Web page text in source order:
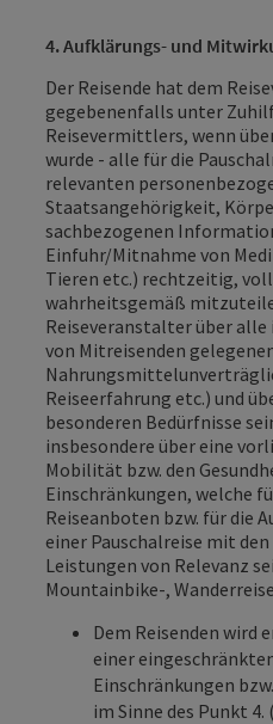
4. Aufklärungs- und
Der Reisende hat dem
gegebenenfalls unter
Reisevermittlers, wenn
wurde - alle für die
relevanten
Staatsangehörigkeit,
sachbezogenen
Einfuhr/Mitnahme von
Tieren etc.) rechtzeitig,
wahrheitsgemäß
Reiseveranstalter über alle
von Mitreisenden
Reiseerfahrung etc.) und
besonderen Bedürfnisse
insbesondere über eine
Mobilität bzw. den
Einschränkungen, welche
Reiseanboten bzw. für die
einer Pauschalreise mit
Leistungen von Relevanz
Mountainbike-,
Dem Reisenden wird
einer
Einschränkungen
im Sinne des Punkt